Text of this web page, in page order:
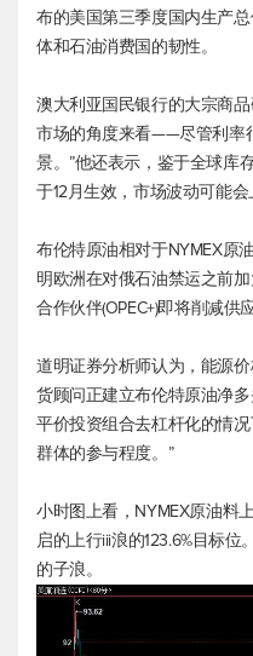
布的美国第三季度国内生产
体和石油消费国的韧性。
澳大利亚国民银行的大宗商
市场的角度来看——尽管利率
景。”他还表示，鉴于全球库
于12月生效，市场波动可能会
布伦特原油相对于NYMEX原
明欧洲在对俄石油禁运之前
合作伙伴(OPEC+)即将削减供应
道明证券分析师认为，能源
货顾问正建立布伦特原油净
平价投资组合去杠杆化的情
群体的参与程度。”
小时图上看，NYMEX原油料
启的上行iii浪的123.6%目标位
的子浪。